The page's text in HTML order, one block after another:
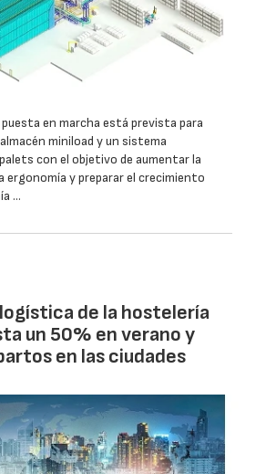
en marcha está prevista para
miniload y un sistema
con el objetivo de aumentar la
ergonomía y preparar el crecimiento
…
de la hostelería
un 50% en verano y
en las ciudades